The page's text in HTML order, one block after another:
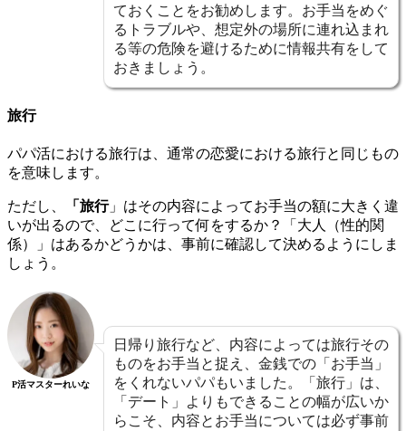
ておくことをお勧めします。お手当をめぐ
るトラブルや、想定外の場所に連れ込まれ
る等の危険を避けるために情報共有をして
おきましょう。
旅行
パパ活における旅行は、通常の恋愛における旅行と同じもの
を意味します。
ただし、 「旅行」はその内容によってお手当の額に大きく違
いが出るので、どこに行って何をするか？「大人（性的関
係）」はあるかどうかは、事前に確認して決めるようにしま
しょう。
P活マスターれいな
日帰り旅行など、内容によっては旅行その
ものをお手当と捉え、金銭での「お手当」
をくれないパパもいました。「旅行」は、
「デート」よりもできることの幅が広いか
らこそ、内容とお手当については必ず事前